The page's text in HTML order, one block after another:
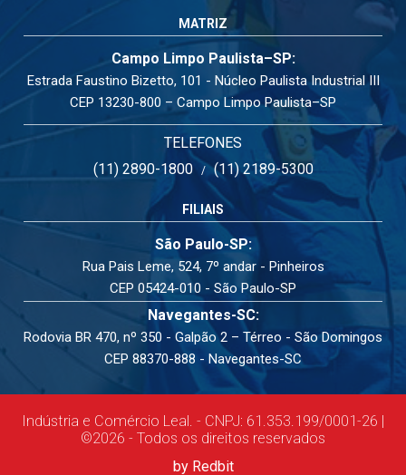
MATRIZ
Campo Limpo Paulista–SP:
Estrada Faustino Bizetto, 101 - Núcleo Paulista Industrial III
CEP 13230-800 – Campo Limpo Paulista–SP
TELEFONES
(11) 2890-1800/(11) 2189-5300
FILIAIS
São Paulo-SP:
Rua Pais Leme, 524, 7º andar - Pinheiros
CEP 05424-010 - São Paulo-SP
Navegantes-SC:
Rodovia BR 470, nº 350 - Galpão 2 – Térreo - São Domingos
CEP 88370-888 - Navegantes-SC
Indústria e Comércio Leal. - CNPJ: 61.353.199/0001-26 |
©2026 - Todos os direitos reservados
by Redbit